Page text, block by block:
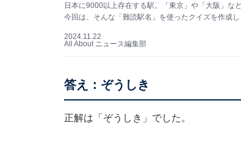
日本に9000以上存在する駅。「東京」や「大阪」な
今回は、そんな「難読駅名」を使ったクイズを作成
2024.11.22
All About ニュース編集部
答え：ぞうしき
正解は「ぞうしき」でした。